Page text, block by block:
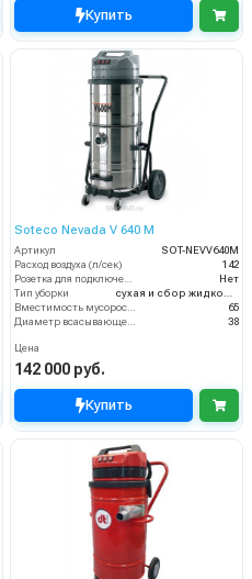
Купить
Soteco Nevada V 640 M
Артикул
SOT-NEVV640M
Расход воздуха (л/сек)
142
Нет
Тип уборки
65
38
Цена
142 000 руб.
Купить